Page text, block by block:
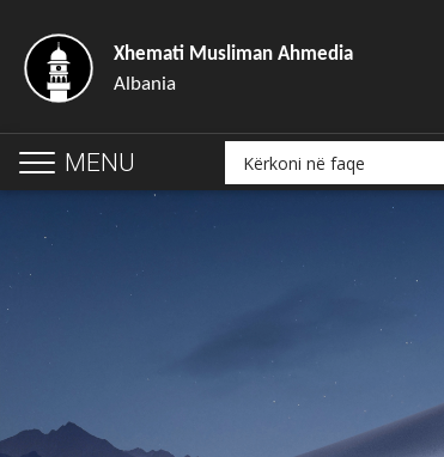
Xhemati Musliman Ahmedia
Albania
MENU